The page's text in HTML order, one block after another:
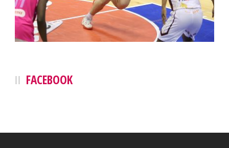
FACEBOOK